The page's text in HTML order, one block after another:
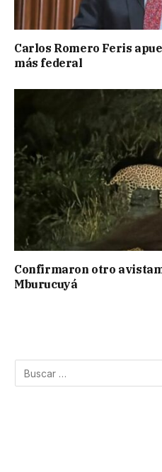
Carlos Romero Feris
más federal
Confirmaron otro
Mburucuyá